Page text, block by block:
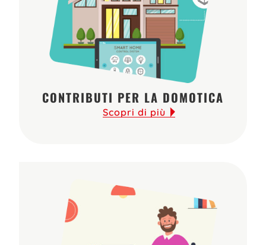
CONTRIBUTI PER LA DOMOTICA
Scopri di più